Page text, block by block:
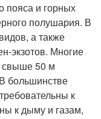
пояса и горных
полушария. В
а также
экзотов. Многие
свыше 50 м
большинстве
к
к дыму и газам,